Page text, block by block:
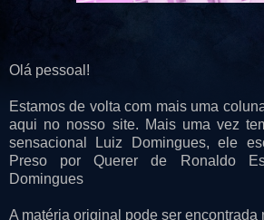
Olá pessoal!
Estamos de volta com mais uma
aqui no nosso site. Mais uma vez
sensacional Luiz Domingues, ele
Preso por Querer de Ronaldo
Domingues
A matéria original pode ser encontrada